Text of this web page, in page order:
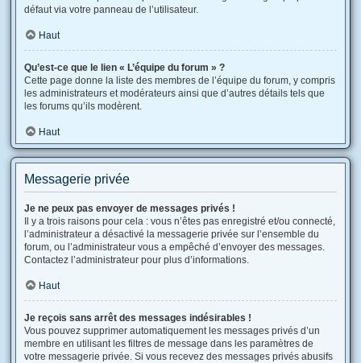
défaut via votre panneau de l’utilisateur.
Haut
Qu’est-ce que le lien « L’équipe du forum » ?
Cette page donne la liste des membres de l’équipe du forum, y compris
les administrateurs et modérateurs ainsi que d’autres détails tels que
les forums qu’ils modèrent.
Haut
Messagerie privée
Je ne peux pas envoyer de messages privés !
Il y a trois raisons pour cela : vous n’êtes pas enregistré et/ou connecté,
l’administrateur a désactivé la messagerie privée sur l’ensemble du
forum, ou l’administrateur vous a empêché d’envoyer des messages.
Contactez l’administrateur pour plus d’informations.
Haut
Je reçois sans arrêt des messages indésirables !
Vous pouvez supprimer automatiquement les messages privés d’un
membre en utilisant les filtres de message dans les paramètres de
votre messagerie privée. Si vous recevez des messages privés abusifs